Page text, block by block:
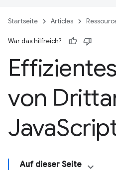
Startseite Articles
War das hilfreich?
von
Java
Auf dieser Seite